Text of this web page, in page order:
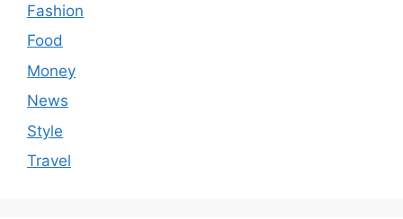
Fashion
Food
Money
News
Style
Travel